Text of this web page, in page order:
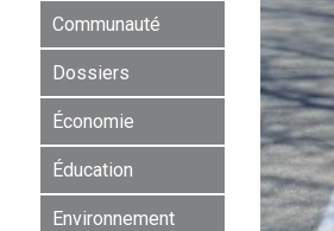
Communauté
Dossiers
Économie
Éducation
Environnement